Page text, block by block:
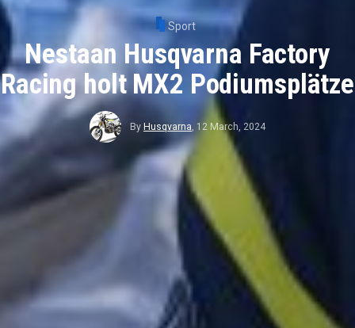
Sport
Nestaan Husqvarna Factory
Racing holt MX2 Podiumsplätze
By Husqvarna, 12 March, 2024